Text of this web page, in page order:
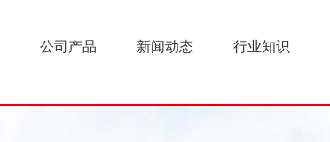
公司产品 新闻动态 行业知识